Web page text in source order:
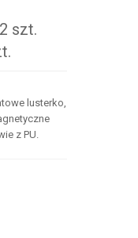
szt.
lusterko,
z PU.